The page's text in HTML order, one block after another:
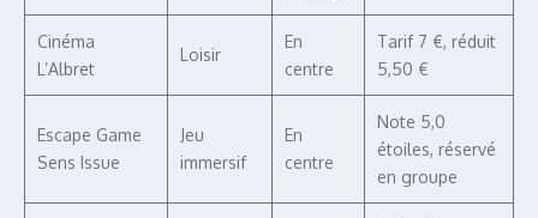
Cinéma
L’Albret
Loisir
En
centre
Tarif 7 €, réduit
5,50 €
Escape Game
Sens Issue
Jeu
immersif
En
centre
Note 5,0
étoiles, réservé
en groupe